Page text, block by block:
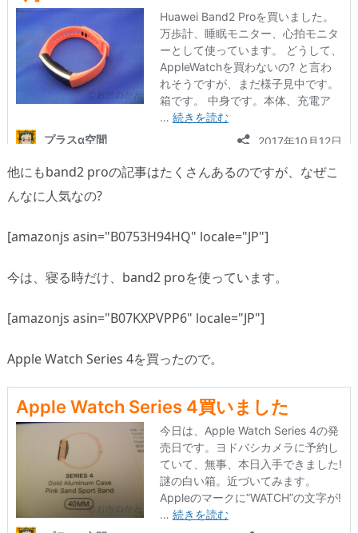
他にもband2 proの記事はたくさんあるのですが、なぜこ
んなに人気なの?
[amazonjs asin="B0753H94HQ" locale="JP"]
今は、寝る時だけ、band2 proを使っています。
[amazonjs asin="B07KXPVPP6" locale="JP"]
Apple Watch Series 4を買ったので。